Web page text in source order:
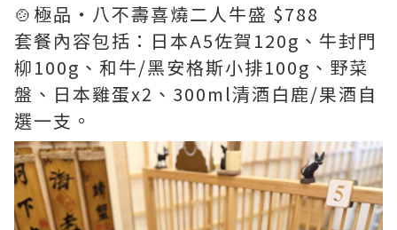
🍲極品・八不壽喜燒二人牛盛 $788
套餐內容包括：日本A5佐賀120g、牛封門
柳100g、和牛/黑安格斯小排100g、野菜
盤、日本雞蛋x2、300ml清酒白鹿/果酒自
選一支。